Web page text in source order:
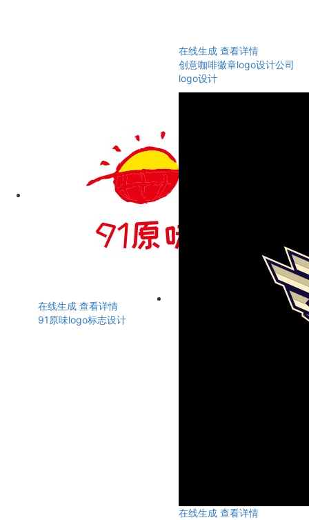
在线生成 查看详情
创意咖啡徽章logo设计公司
logo设计
在线生成 查看详情
91原味logo标志设计
在线生成 查看详情